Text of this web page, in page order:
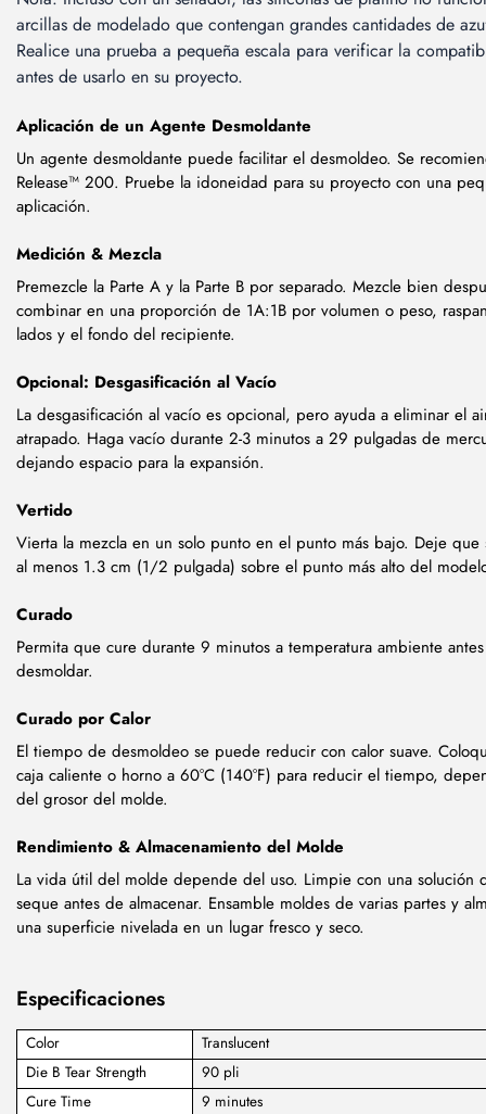
arcillas de modelado que contengan grandes cantidades de
Realice una prueba a pequeña escala para verificar la
antes de usarlo en su proyecto.
Aplicación de un Agente Desmoldante
Un agente desmoldante puede facilitar el desmoldeo. Se
Release™ 200. Pruebe la idoneidad para su proyecto con una
aplicación.
Medición & Mezcla
Premezcle la Parte A y la Parte B por separado. Mezcle bien
combinar en una proporción de 1A:1B por volumen o peso,
lados y el fondo del recipiente.
Opcional: Desgasificación al Vacío
La desgasificación al vacío es opcional, pero ayuda a eliminar el
atrapado. Haga vacío durante 2-3 minutos a 29 pulgadas de
dejando espacio para la expansión.
Vertido
Vierta la mezcla en un solo punto en el punto más bajo. Deje que
al menos 1.3 cm (1/2 pulgada) sobre el punto más alto del
Curado
Permita que cure durante 9 minutos a temperatura ambiente
desmoldar.
Curado por Calor
El tiempo de desmoldeo se puede reducir con calor suave.
caja caliente o horno a 60°C (140°F) para reducir el tiempo,
del grosor del molde.
Rendimiento & Almacenamiento del Molde
La vida útil del molde depende del uso. Limpie con una solución
seque antes de almacenar. Ensamble moldes de varias partes y
una superficie nivelada en un lugar fresco y seco.
Especificaciones
Color
Translucent
Die B Tear Strength
90 pli
Cure Time
9 minutes